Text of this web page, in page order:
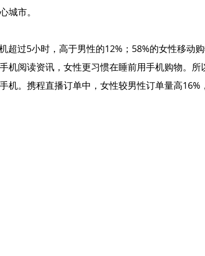
城市。
超过5小时，高于男性的12%；58%的女性移动
机阅读资讯，女性更习惯在睡前用手机购物。所
机。携程直播订单中，女性较男性订单量高16%